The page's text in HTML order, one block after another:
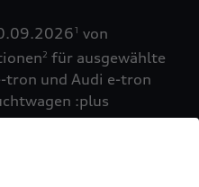
1 von
2 für ausgewählte
tron und Audi e-tron
:plus